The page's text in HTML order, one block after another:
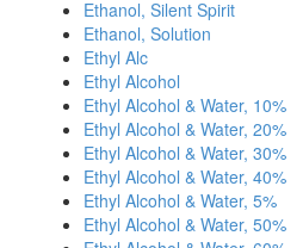
Ethanol, Silent Spirit
Ethanol, Solution
Ethyl Alc
Ethyl Alcohol
Ethyl Alcohol & Water, 10%
Ethyl Alcohol & Water, 20%
Ethyl Alcohol & Water, 30%
Ethyl Alcohol & Water, 40%
Ethyl Alcohol & Water, 5%
Ethyl Alcohol & Water, 50%